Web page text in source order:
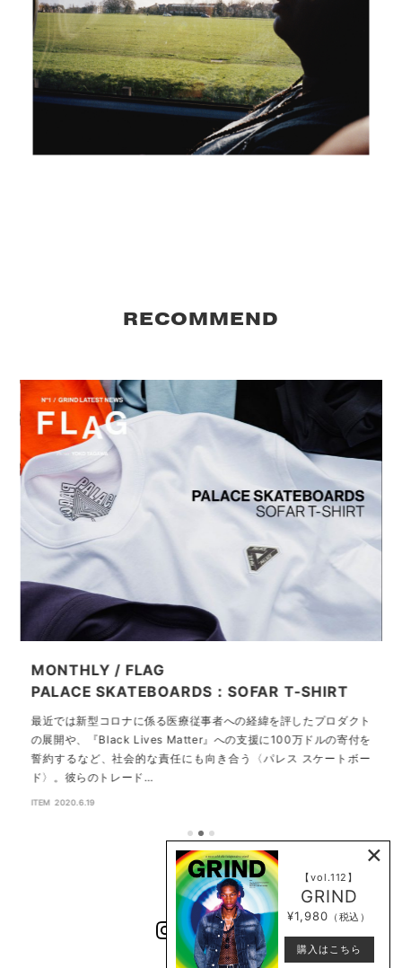
RECOMMEND
MONTHLY / FLAG
PALACE SKATEBOARDS：SOFAR T-SHIRT
最近では新型コロナに係る医療従事者への経緯を評したプロダクト
の展開や、『Black Lives Matter』への支援に100万ドルの寄付を
誓約するなど、社会的な責任にも向き合う〈パレス スケートボー
ド〉。彼らのトレード…
ITEM2020.6.19
【vol.112】
GRIND
¥1,980 （税込）
購入はこちら
×